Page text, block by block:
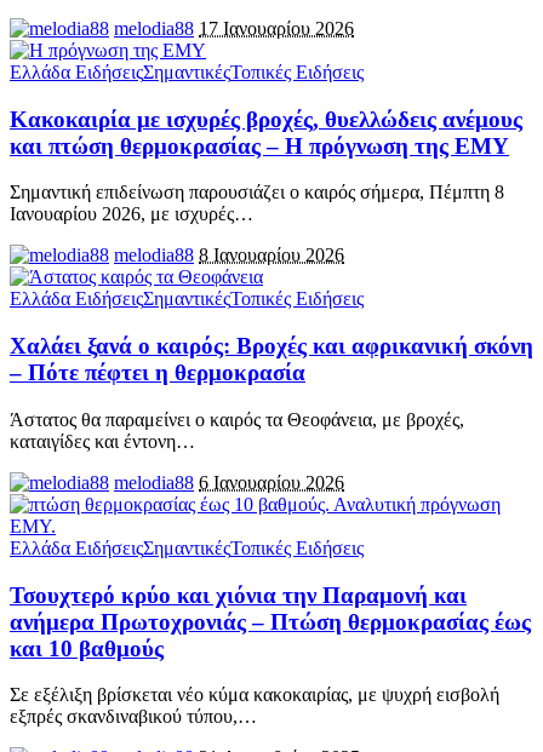
melodia88 17 Ιανουαρίου 2026
Ελλάδα ΕιδήσειςΣημαντικέςΤοπικές Ειδήσεις
Κακοκαιρία με ισχυρές βροχές, θυελλώδεις ανέμους
και πτώση θερμοκρασίας – Η πρόγνωση της ΕΜΥ
Σημαντική επιδείνωση παρουσιάζει ο καιρός σήμερα, Πέμπτη 8
Ιανουαρίου 2026, με ισχυρές…
melodia88 8 Ιανουαρίου 2026
Ελλάδα ΕιδήσειςΣημαντικέςΤοπικές Ειδήσεις
Χαλάει ξανά ο καιρός: Βροχές και αφρικανική σκόνη
– Πότε πέφτει η θερμοκρασία
Άστατος θα παραμείνει ο καιρός τα Θεοφάνεια, με βροχές,
καταιγίδες και έντονη…
melodia88 6 Ιανουαρίου 2026
Ελλάδα ΕιδήσειςΣημαντικέςΤοπικές Ειδήσεις
Τσουχτερό κρύο και χιόνια την Παραμονή και
ανήμερα Πρωτοχρονιάς – Πτώση θερμοκρασίας έως
και 10 βαθμούς
Σε εξέλιξη βρίσκεται νέο κύμα κακοκαιρίας, με ψυχρή εισβολή
εξπρές σκανδιναβικού τύπου,…